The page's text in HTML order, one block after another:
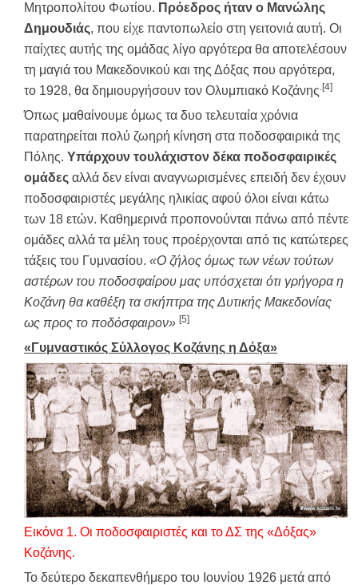
Μητροπολίτου Φωτίου. Πρόεδρος ήταν ο Μανώλης
Δημουδιάς, που είχε παντοπωλείο στη γειτονιά αυτή. Οι
παίχτες αυτής της ομάδας λίγο αργότερα θα αποτελέσουν
τη μαγιά του Μακεδονικού και της Δόξας που αργότερα,
το 1928, θα δημιουργήσουν τον Ολυμπιακό Κοζάνης.[4]
Όπως μαθαίνουμε όμως τα δυο τελευταία χρόνια
παρατηρείται πολύ ζωηρή κίνηση στα ποδοσφαιρικά της
Πόλης. Υπάρχουν τουλάχιστον δέκα ποδοσφαιρικές
ομάδες αλλά δεν είναι αναγνωρισμένες επειδή δεν έχουν
ποδοσφαιριστές μεγάλης ηλικίας αφού όλοι είναι κάτω
των 18 ετών. Καθημερινά προπονούνται πάνω από πέντε
ομάδες αλλά τα μέλη τους προέρχονται από τις κατώτερες
τάξεις του Γυμνασίου. «Ο ζήλος όμως των νέων τούτων
αστέρων του ποδοσφαίρου μας υπόσχεται ότι γρήγορα η
Κοζάνη θα καθέξη τα σκήπτρα της Δυτικής Μακεδονίας
ως προς το ποδόσφαιρον» [5]
«Γυμναστικός Σύλλογος Κοζάνης η Δόξα»
Εικόνα 1. Οι ποδοσφαιριστές και το ΔΣ της «Δόξας»
Κοζάνης.
Το δεύτερο δεκαπενθήμερο του Ιουνίου 1926 μετά από